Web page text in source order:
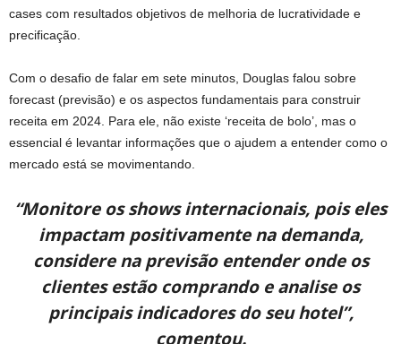
cases com resultados objetivos de melhoria de lucratividade e
precificação.
Com o desafio de falar em sete minutos, Douglas falou sobre
forecast (previsão) e os aspectos fundamentais para construir
receita em 2024. Para ele, não existe ‘receita de bolo’, mas o
essencial é levantar informações que o ajudem a entender como o
mercado está se movimentando.
“Monitore os shows internacionais, pois eles
impactam positivamente na demanda,
considere na previsão entender onde os
clientes estão comprando e analise os
principais indicadores do seu hotel”,
comentou.